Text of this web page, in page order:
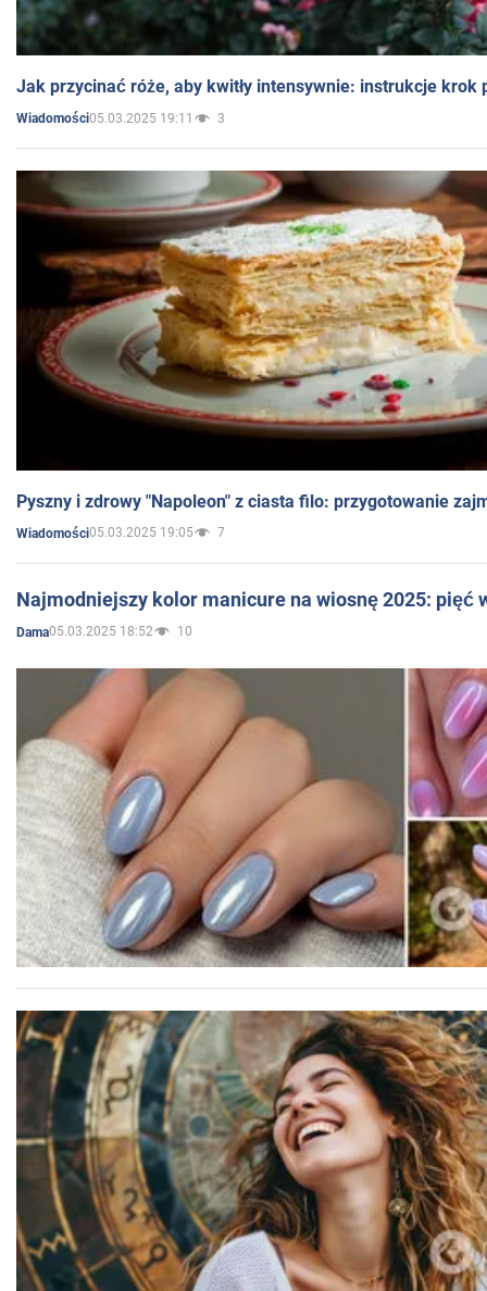
Jak przycinać róże, aby kwitły intensywnie: instrukcje krok
Wiadomości05.03.2025 19:11 3
Pyszny i zdrowy "Napoleon" z ciasta filo: przygotowanie
Wiadomości05.03.2025 19:05 7
Najmodniejszy kolor manicure na wiosnę 2025: pięć
Dama05.03.2025 18:52 10